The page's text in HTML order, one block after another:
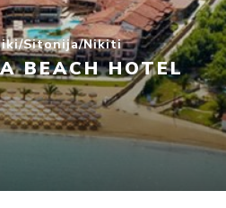
/Sitonija/Nikiti
BEACH HOTEL